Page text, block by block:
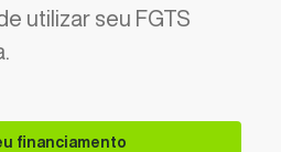
utilizar seu FGTS
financiamento